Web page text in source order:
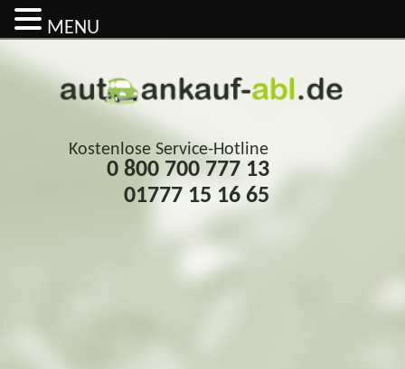
Kostenlose Service-Hotline
0 800 700 777 13
01777 15 16 65
MENU